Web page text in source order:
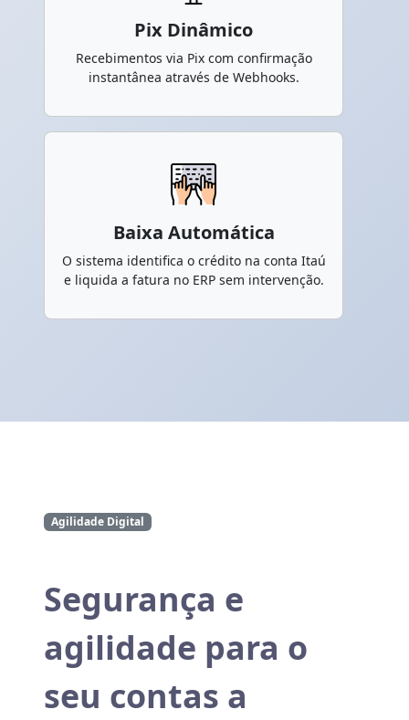
Pix Dinâmico
Recebimentos via Pix com confirmação
instantânea através de Webhooks.
Baixa Automática
O sistema identifica o crédito na conta Itaú
e liquida a fatura no ERP sem intervenção.
Agilidade Digital
Segurança e
agilidade para o
seu contas a